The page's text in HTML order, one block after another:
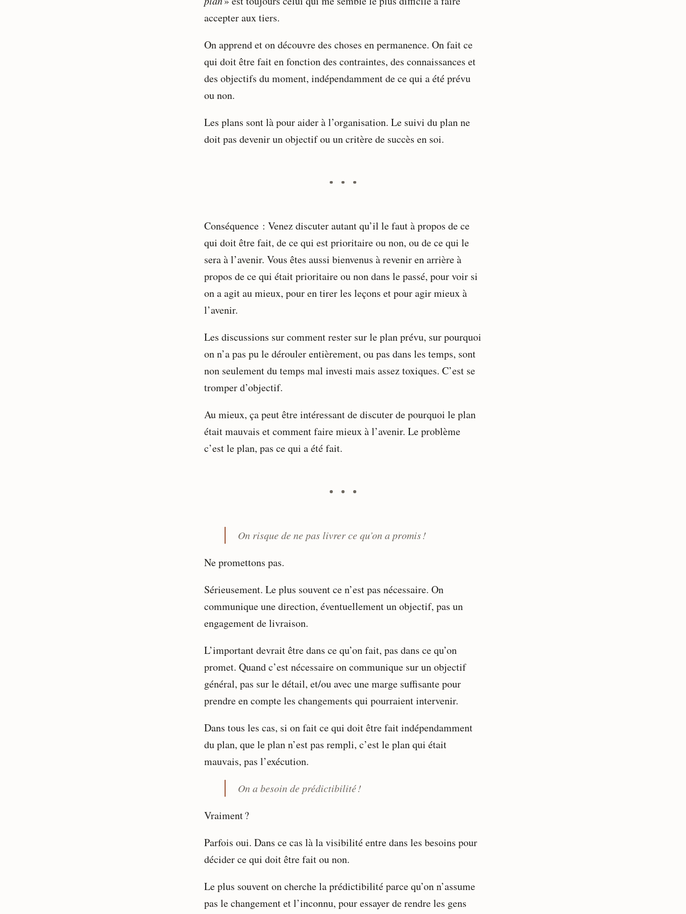
accepter aux tiers.
On apprend et on découvre des choses en permanence. On fait ce
qui doit être fait en fonction des contraintes, des connaissances et
des objectifs du moment, indépendamment de ce qui a été prévu
ou non.
Les plans sont là pour aider à l’organisation. Le suivi du plan ne
doit pas devenir un objectif ou un critère de succès en soi.
Conséquence : Venez discuter autant qu’il le faut à propos de ce
qui doit être fait, de ce qui est prioritaire ou non, ou de ce qui le
sera à l’avenir. Vous êtes aussi bienvenus à revenir en arrière à
propos de ce qui était prioritaire ou non dans le passé, pour voir si
on a agit au mieux, pour en tirer les leçons et pour agir mieux à
l’avenir.
Les discussions sur comment rester sur le plan prévu, sur pourquoi
on n’a pas pu le dérouler entièrement, ou pas dans les temps, sont
non seulement du temps mal investi mais assez toxiques. C’est se
tromper d’objectif.
Au mieux, ça peut être intéressant de discuter de pourquoi le plan
était mauvais et comment faire mieux à l’avenir. Le problème
c’est le plan, pas ce qui a été fait.
On risque de ne pas livrer ce qu’on a promis !
Ne promettons pas.
Sérieusement. Le plus souvent ce n’est pas nécessaire. On
communique une direction, éventuellement un objectif, pas un
engagement de livraison.
L’important devrait être dans ce qu’on fait, pas dans ce qu’on
promet. Quand c’est nécessaire on communique sur un objectif
général, pas sur le détail, et/ou avec une marge suffisante pour
prendre en compte les changements qui pourraient intervenir.
Dans tous les cas, si on fait ce qui doit être fait indépendamment
du plan, que le plan n’est pas rempli, c’est le plan qui était
mauvais, pas l’exécution.
On a besoin de prédictibilité !
Vraiment ?
Parfois oui. Dans ce cas là la visibilité entre dans les besoins pour
décider ce qui doit être fait ou non.
Le plus souvent on cherche la prédictibilité parce qu’on n’assume
pas le changement et l’inconnu, pour essayer de rendre les gens